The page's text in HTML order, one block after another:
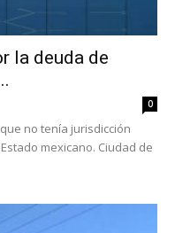
la deuda de
0
no tenía jurisdicción
mexicano. Ciudad de